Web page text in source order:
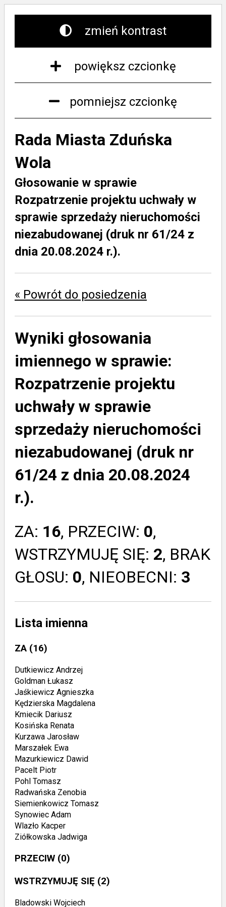
zmień kontrast
powiększ czcionkę
pomniejsz czcionkę
Rada Miasta Zduńska
Wola
Głosowanie w sprawie
Rozpatrzenie projektu uchwały w
sprawie sprzedaży nieruchomości
niezabudowanej (druk nr 61/24 z
dnia 20.08.2024 r.).
« Powrót do posiedzenia
Wyniki głosowania
imiennego w sprawie:
Rozpatrzenie projektu
uchwały w sprawie
sprzedaży nieruchomości
niezabudowanej (druk nr
61/24 z dnia 20.08.2024
r.).
ZA: 16, PRZECIW: 0,
WSTRZYMUJĘ SIĘ: 2, BRAK
GŁOSU: 0, NIEOBECNI: 3
Lista imienna
ZA (16)
Dutkiewicz Andrzej
Goldman Łukasz
Jaśkiewicz Agnieszka
Kędzierska Magdalena
Kmiecik Dariusz
Kosińska Renata
Kurzawa Jarosław
Marszałek Ewa
Mazurkiewicz Dawid
Pacelt Piotr
Pohl Tomasz
Radwańska Zenobia
Siemienkowicz Tomasz
Synowiec Adam
Wlazło Kacper
Ziółkowska Jadwiga
PRZECIW (0)
WSTRZYMUJĘ SIĘ (2)
Bladowski Wojciech